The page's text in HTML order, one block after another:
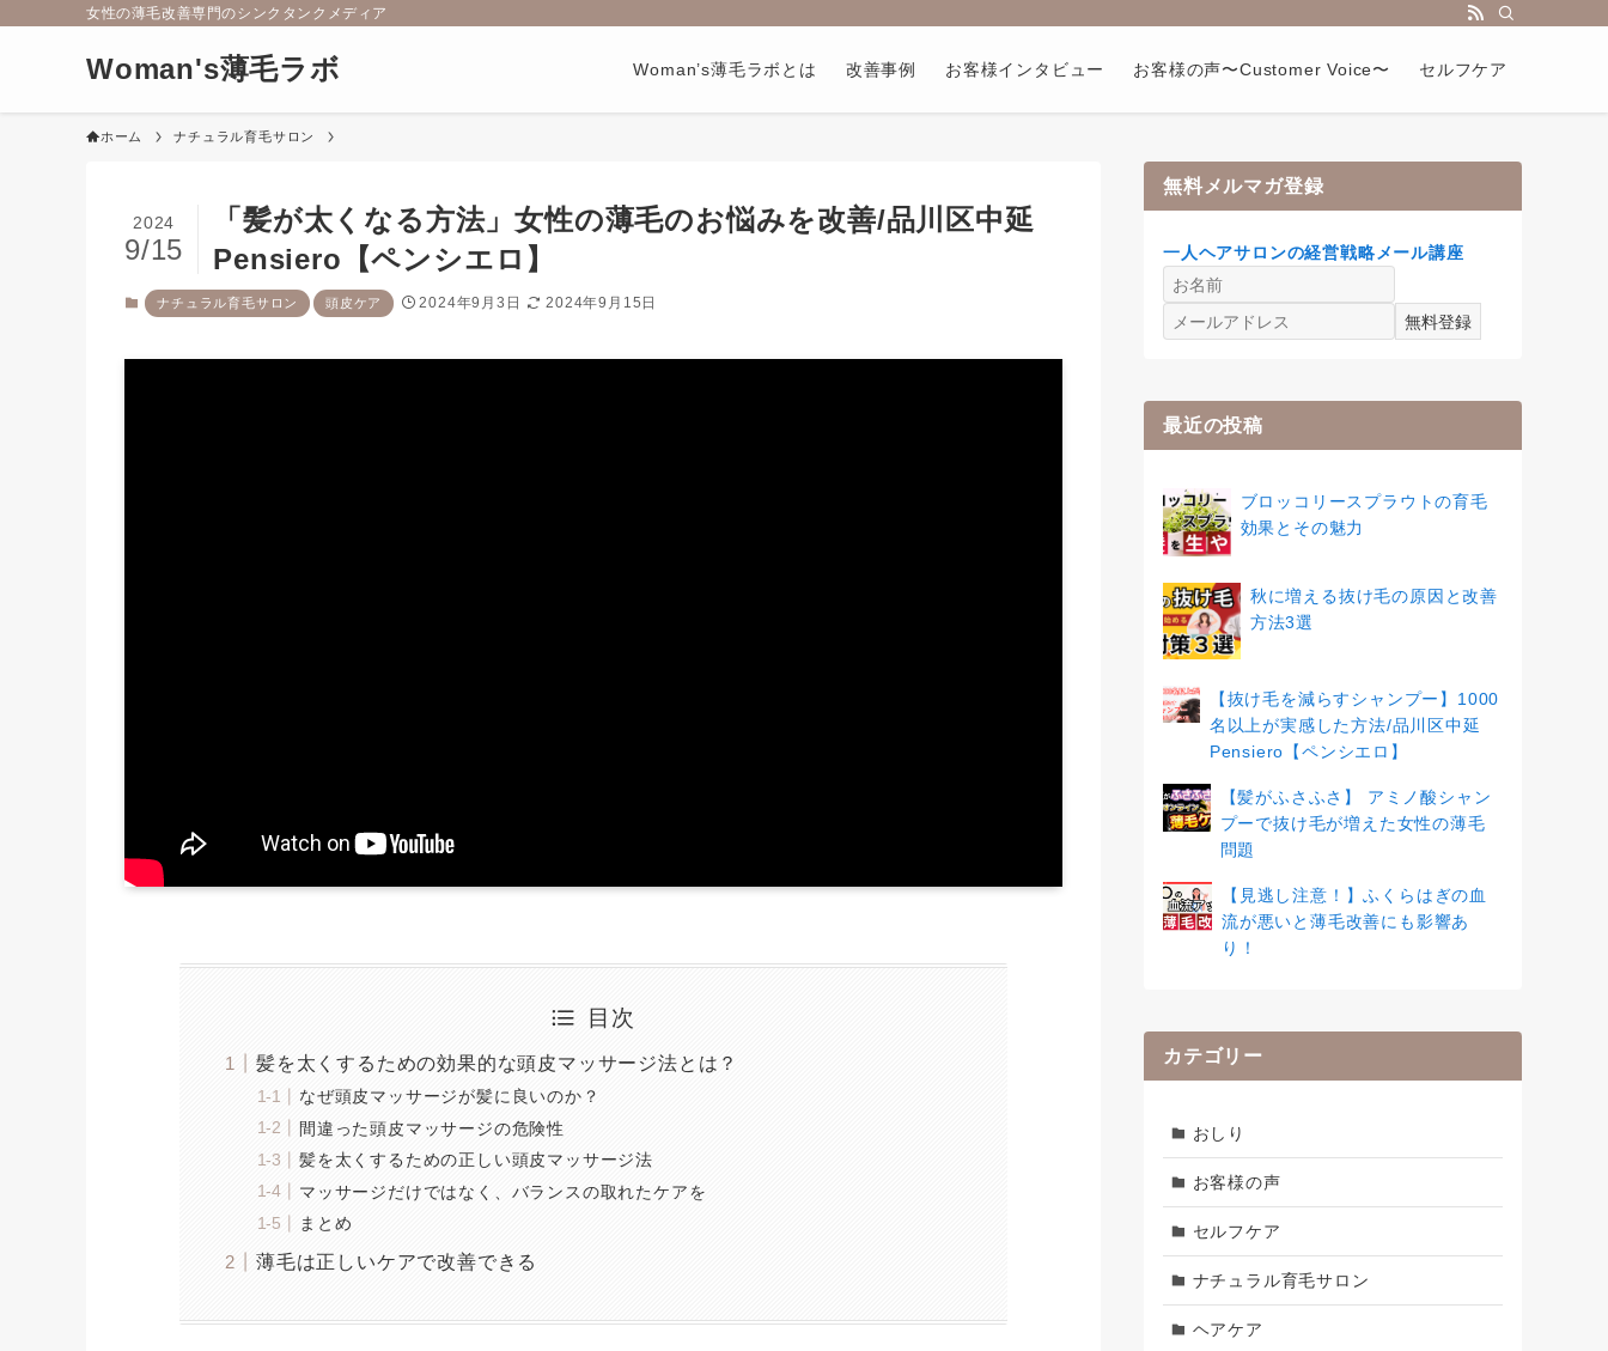
女性の薄毛改善専門のシンクタンクメディア
Woman's薄毛ラボ Woman’s薄毛ラボとは 改善事例 お客様インタビュー お客様の声〜Customer Voice〜 セルフケア
ホーム ナチュラル育毛サロン
「髪が太くなる方法」女性の薄毛のお悩みを改善/品川区中延
Pensiero【ペンシエロ】
2024
9/15
ナチュラル育毛サロン 頭皮ケア 2024年9月3日 2024年9月15日
目次
髪を太くするための効果的な頭皮マッサージ法とは？
なぜ頭皮マッサージが髪に良いのか？
間違った頭皮マッサージの危険性
髪を太くするための正しい頭皮マッサージ法
マッサージだけではなく、バランスの取れたケアを
まとめ
薄毛は正しいケアで改善できる
無料メルマガ登録
一人ヘアサロンの経営戦略メール講座
最近の投稿
ブロッコリースプラウトの育毛
効果とその魅力
秋に増える抜け毛の原因と改善
方法3選
【抜け毛を減らすシャンプー】1000
名以上が実感した方法/品川区中延
Pensiero【ペンシエロ】
【髪がふさふさ】 アミノ酸シャン
プーで抜け毛が増えた女性の薄毛
問題
【見逃し注意！】ふくらはぎの血
流が悪いと薄毛改善にも影響あ
り！
カテゴリー
おしり
お客様の声
セルフケア
ナチュラル育毛サロン
ヘアケア